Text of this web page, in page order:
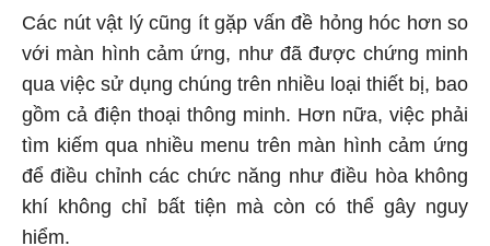
Các nút vật lý cũng ít gặp vấn đề hỏng hóc hơn so
với màn hình cảm ứng, như đã được chứng minh
qua việc sử dụng chúng trên nhiều loại thiết bị, bao
gồm cả điện thoại thông minh. Hơn nữa, việc phải
tìm kiếm qua nhiều menu trên màn hình cảm ứng
để điều chỉnh các chức năng như điều hòa không
khí không chỉ bất tiện mà còn có thể gây nguy
hiểm.